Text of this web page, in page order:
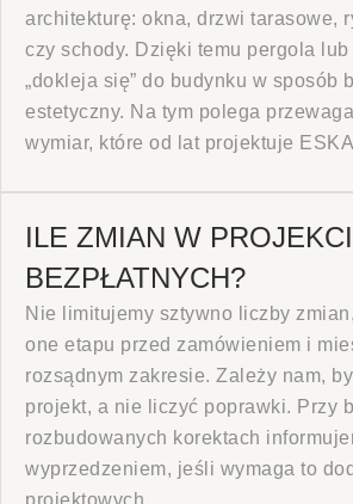
architekturę: okna, drzwi tarasowe,
czy schody. Dzięki temu pergola
„dokleja się” do budynku w sposób
estetyczny. Na tym polega
wymiar, które od lat projektuje
ILE ZMIAN W
BEZPŁATNYCH?
Nie limitujemy sztywno liczby
one etapu przed zamówieniem i
rozsądnym zakresie. Zależy nam,
projekt, a nie liczyć poprawki. Przy
rozbudowanych korektach
wyprzedzeniem, jeśli wymaga to
projektowych.